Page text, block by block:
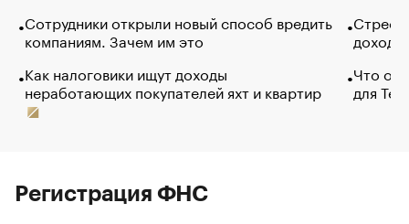
Сотрудники открыли новый способ вредить
компаниям. Зачем им это
Как налоговики ищут доходы
неработающих покупателей яхт и квартир
Что
для
Регистрация ФНС